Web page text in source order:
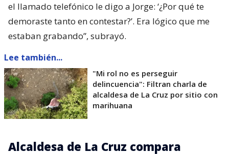
el llamado telefónico le digo a Jorge: ‘¿Por qué te
demoraste tanto en contestar?’. Era lógico que me
estaban grabando”, subrayó.
Lee también...
"Mi rol no es perseguir
delincuencia": Filtran charla de
alcaldesa de La Cruz por sitio con
marihuana
Alcaldesa de La Cruz compara